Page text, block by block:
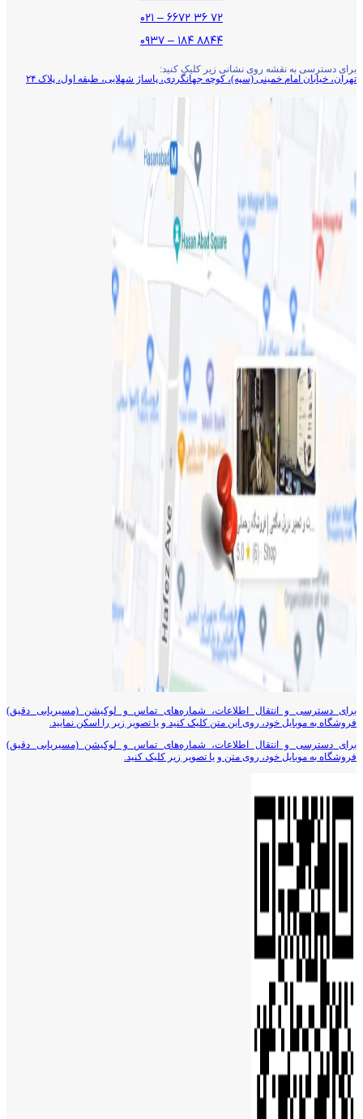
۷۲ ۳۶ ۶۶۷۲ – ۰۲۱
۸۸۴۴ ۱۸۴ – ۰۹۳۷
برای دسترسی به نقشه روی نشانی زیر کلیک کنید:
تهران، خیابان امام خمینی (سپه)، کوچه جهانگردی،‌ پاساژ شهلایی، طبقه اول، پلاک ۲۴
برای دسترسی و انتقال اطلاعات، شماره‌های تماس و لوکیشن (مسیریابی دقیق)
فروشگاه به موبایل خود، روی این متن کلیک کنید و یا تصویر زیر را اسکن نمایید.
برای دسترسی و انتقال اطلاعات، شماره‌های تماس و لوکیشن (مسیریابی دقیق)
فروشگاه به موبایل خود، روی متن و یا تصویر زیر کلیک کنید.